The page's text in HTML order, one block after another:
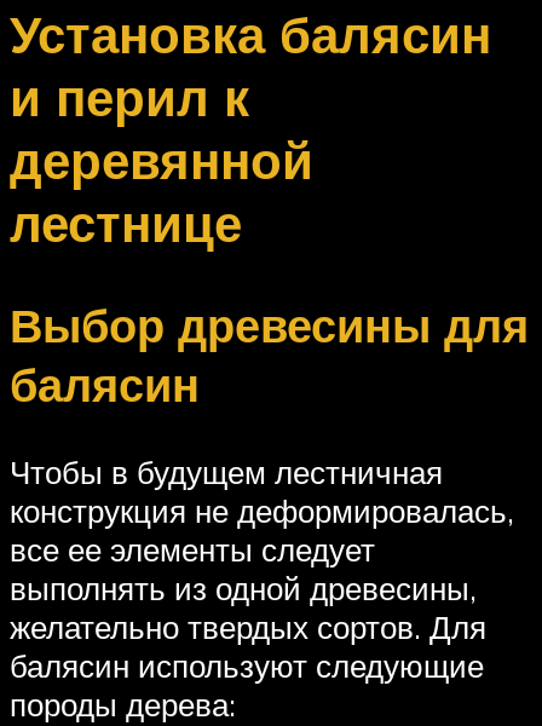
Меню
Установка балясин
и перил к
деревянной
лестнице
Выбор древесины для
балясин
Чтобы в будущем лестничная
конструкция не деформировалась,
все ее элементы следует
выполнять из одной древесины,
желательно твердых сортов. Для
балясин используют следующие
породы дерева: